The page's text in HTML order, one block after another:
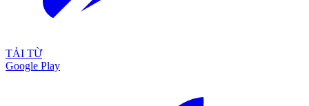
TẢI TỪ
Google Play